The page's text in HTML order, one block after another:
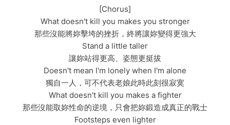
[Chorus]
What doesn't kill you makes you stronger
那些沒能將妳擊垮的挫折，終將讓妳變得更強大
Stand a little taller
讓妳站得更高、姿態更挺拔
Doesn't mean I'm lonely when I'm alone
獨自一人，可不代表老娘此時此刻很寂寞
What doesn't kill you makes a fighter
那些沒能取妳性命的逆境，只會把妳鍛造成真正的戰士
Footsteps even lighter